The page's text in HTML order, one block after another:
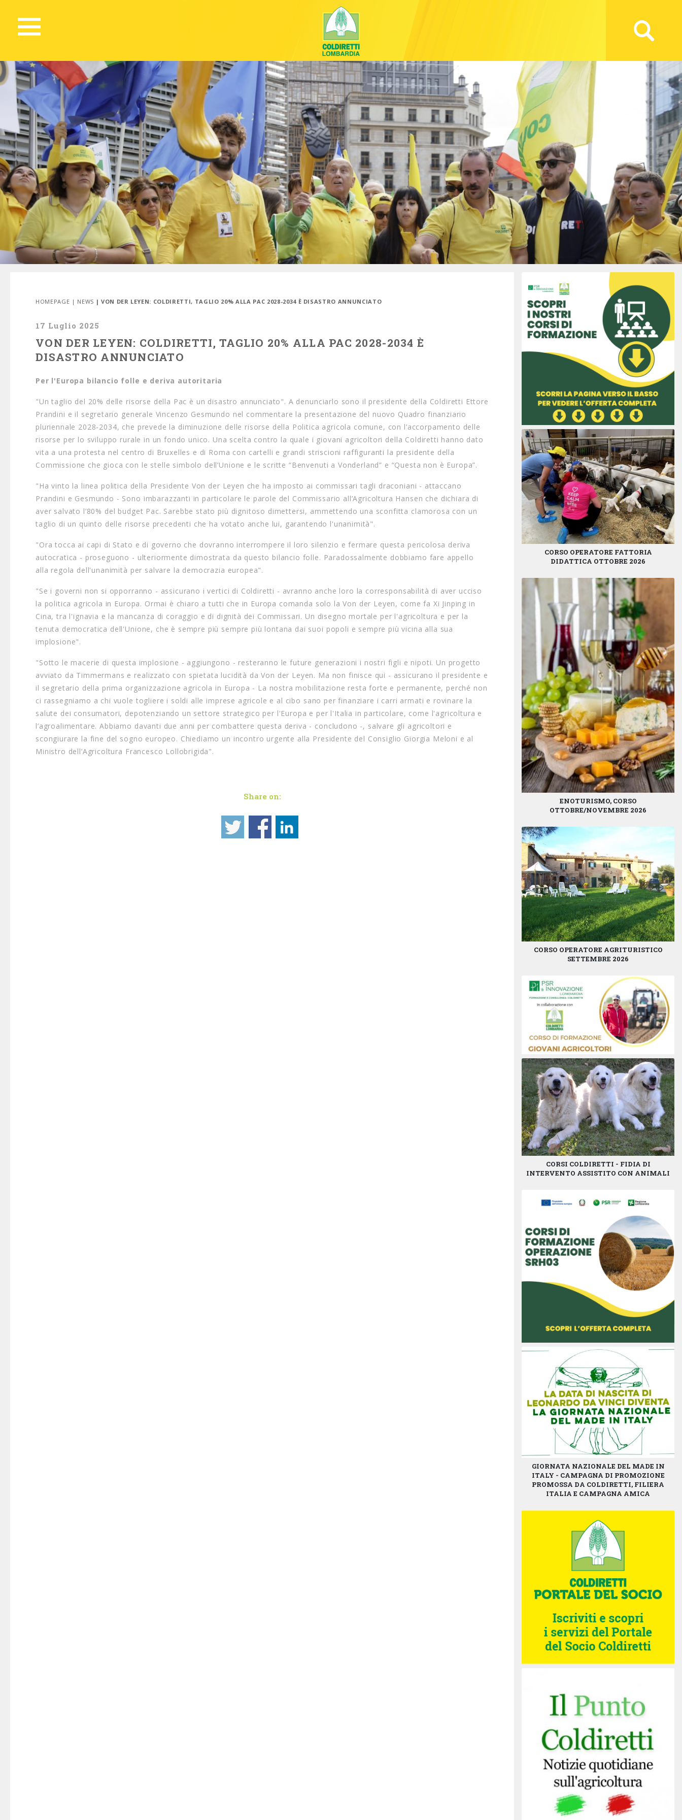
HOMEPAGE | NEWS | VON DER LEYEN: COLDIRETTI, TAGLIO 20% ALLA PAC 2028-2034 È DISASTRO ANNUNCIATO
17 Luglio 2025
VON DER LEYEN: COLDIRETTI, TAGLIO 20% ALLA PAC 2028-2034 È
DISASTRO ANNUNCIATO
Per l'Europa bilancio folle e deriva autoritaria
"Un taglio del 20% delle risorse della Pac è un disastro annunciato". A denunciarlo sono il presidente della Coldiretti Ettore
Prandini e il segretario generale Vincenzo Gesmundo nel commentare la presentazione del nuovo Quadro finanziario
pluriennale 2028-2034, che prevede la diminuzione delle risorse della Politica agricola comune, con l’accorpamento delle
risorse per lo sviluppo rurale in un fondo unico. Una scelta contro la quale i giovani agricoltori della Coldiretti hanno dato
vita a una protesta nel centro di Bruxelles e di Roma con cartelli e grandi striscioni raffiguranti la presidente della
Commissione che gioca con le stelle simbolo dell’Unione e le scritte “Benvenuti a Vonderland” e “Questa non è Europa”.
"Ha vinto la linea politica della Presidente Von der Leyen che ha imposto ai commissari tagli draconiani - attaccano
Prandini e Gesmundo - Sono imbarazzanti in particolare le parole del Commissario all’Agricoltura Hansen che dichiara di
aver salvato l’80% del budget Pac. Sarebbe stato più dignitoso dimettersi, ammettendo una sconfitta clamorosa con un
taglio di un quinto delle risorse precedenti che ha votato anche lui, garantendo l'unanimità".
"Ora tocca ai capi di Stato e di governo che dovranno interrompere il loro silenzio e fermare questa pericolosa deriva
autocratica - proseguono - ulteriormente dimostrata da questo bilancio folle. Paradossalmente dobbiamo fare appello
alla regola dell'unanimità per salvare la democrazia europea".
"Se i governi non si opporranno - assicurano i vertici di Coldiretti - avranno anche loro la corresponsabilità di aver ucciso
la politica agricola in Europa. Ormai è chiaro a tutti che in Europa comanda solo la Von der Leyen, come fa Xi Jinping in
Cina, tra l'ignavia e la mancanza di coraggio e di dignità dei Commissari. Un disegno mortale per l'agricoltura e per la
tenuta democratica dell'Unione, che è sempre più sempre più lontana dai suoi popoli e sempre più vicina alla sua
implosione".
"Sotto le macerie di questa implosione - aggiungono - resteranno le future generazioni i nostri figli e nipoti. Un progetto
avviato da Timmermans e realizzato con spietata lucidità da Von der Leyen. Ma non finisce qui - assicurano il presidente e
il segretario della prima organizzazione agricola in Europa - La nostra mobilitazione resta forte e permanente, perché non
ci rassegniamo a chi vuole togliere i soldi alle imprese agricole e al cibo sano per finanziare i carri armati e rovinare la
salute dei consumatori, depotenziando un settore strategico per l'Europa e per l'Italia in particolare, come l'agricoltura e
l’agroalimentare. Abbiamo davanti due anni per combattere questa deriva - concludono -, salvare gli agricoltori e
scongiurare la fine del sogno europeo. Chiediamo un incontro urgente alla Presidente del Consiglio Giorgia Meloni e al
Ministro dell’Agricoltura Francesco Lollobrigida".
Share on:
CORSO OPERATORE FATTORIA
DIDATTICA OTTOBRE 2026
ENOTURISMO, CORSO
OTTOBRE/NOVEMBRE 2026
CORSO OPERATORE AGRITURISTICO
SETTEMBRE 2026
CORSI COLDIRETTI - FIDIA DI
INTERVENTO ASSISTITO CON ANIMALI
GIORNATA NAZIONALE DEL MADE IN
ITALY - CAMPAGNA DI PROMOZIONE
PROMOSSA DA COLDIRETTI, FILIERA
ITALIA E CAMPAGNA AMICA